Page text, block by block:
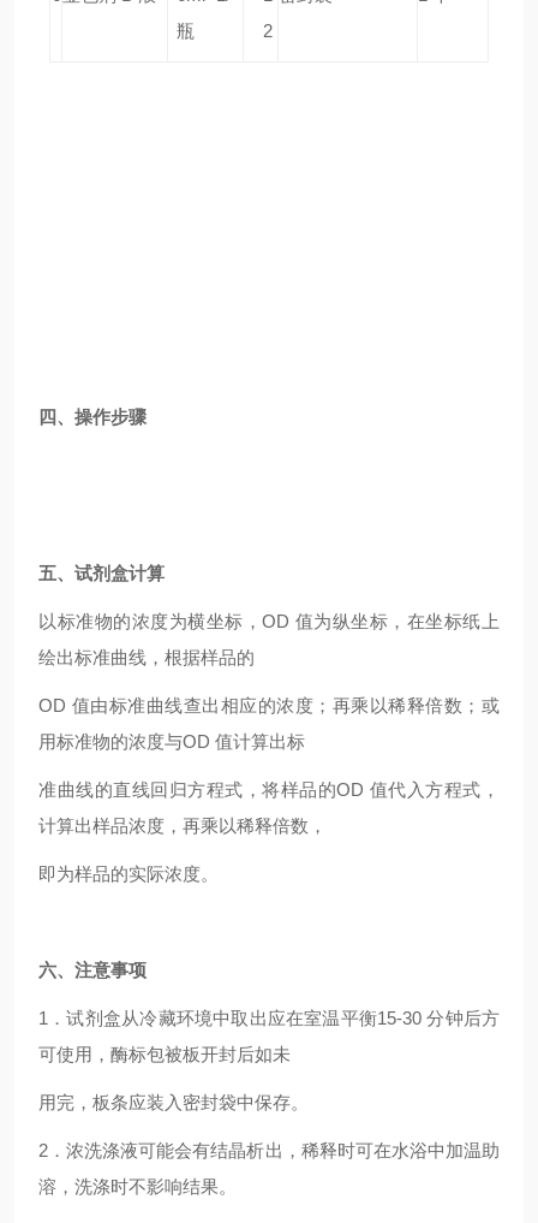
瓶
2
四、操作步骤
五、试剂盒计算
以标准物的浓度为横坐标，OD 值为纵坐标，在坐标纸上
绘出标准曲线，根据样品的
OD 值由标准曲线查出相应的浓度；再乘以稀释倍数；或
用标准物的浓度与OD 值计算出标
准曲线的直线回归方程式，将样品的OD 值代入方程式，
计算出样品浓度，再乘以稀释倍数，
即为样品的实际浓度。
六、注意事项
1 ．试剂盒从冷藏环境中取出应在室温平衡15-30 分钟后方
可使用，酶标包被板开封后如未
用完，板条应装入密封袋中保存。
2 ．浓洗涤液可能会有结晶析出，稀释时可在水浴中加温助
溶，洗涤时不影响结果。